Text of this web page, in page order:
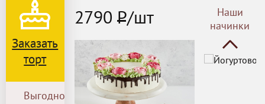
Заказать
торт
Выгодное
2790 Р/шт
Наши
начинки
Мусс "Три
Заказы на
принимаются